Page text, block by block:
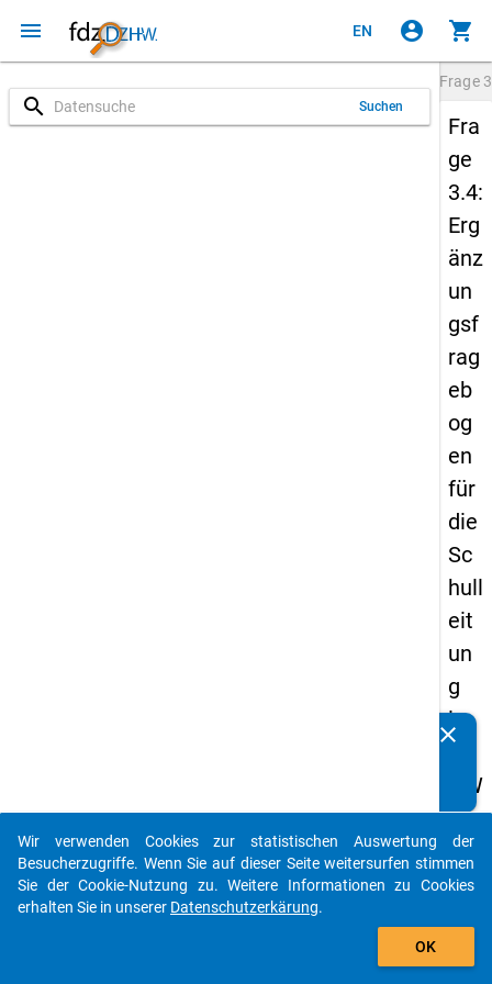
menu EN account_circle shopping_cart
search Suchen
Frage
Fra
ge
3.4:
Erg
änz
un
gsf
rag
eb
og
en
für
die
Sc
hull
eit
un
g
im
HW
-
Stu
die
clear
auto_stories
add_shopping_cart
Wir verwenden Cookies zur statistischen Auswertung der
Besucherzugriffe. Wenn Sie auf dieser Seite weitersurfen stimmen
Sie der Cookie-Nutzung zu. Weitere Informationen zu Cookies
erhalten Sie in unserer Datenschutzerkärung.
OK